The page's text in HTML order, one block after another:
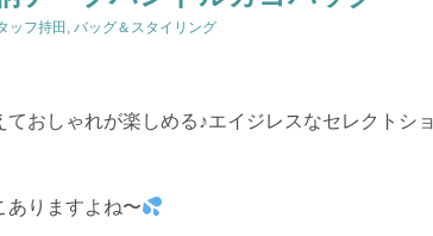
ッフ持田 , バッグ＆スタイリング
ておしゃれが楽しめる♪エイジレスなセレクトシ
ありますよね〜